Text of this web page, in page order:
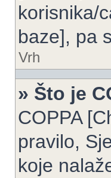
korisnika/
baze], pa
Vrh
» Što je
COPPA
pravilo,
koje